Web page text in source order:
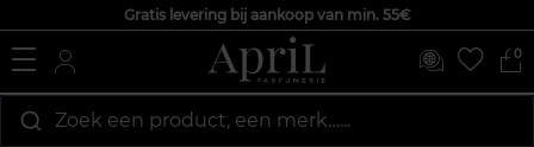
Gratis levering bij aankoop van min. 55€
0
Zoek een product, een merk…...